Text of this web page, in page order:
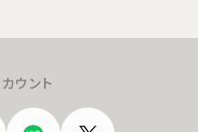
ウント